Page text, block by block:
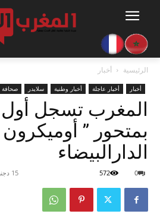
الرئيسية أخبار
أخبار أخبار عاجلة أخبار وطنية سلايدر صحافة
المغرب تسجل أول
بمتحور ” أوميكرون
الدارالبيضاء
15 دجنبر 2021 0
572